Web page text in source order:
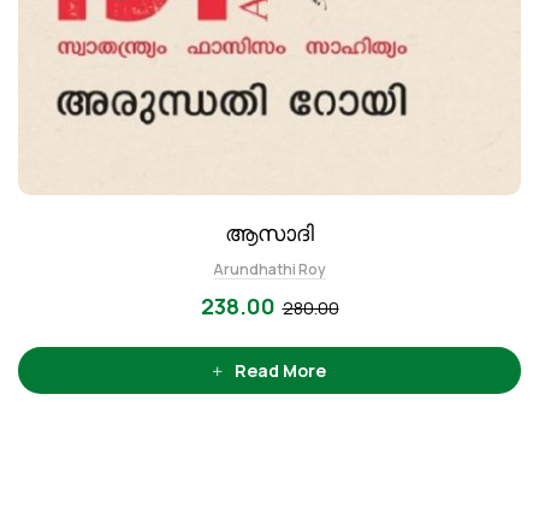
ആസാദി
Arundhathi Roy
280.00
238.00
Read More